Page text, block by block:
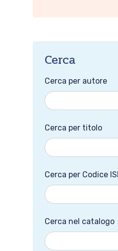
Cerca
Cerca per autore
Cerca per titolo
Cerca per Codice
Cerca nel catalogo